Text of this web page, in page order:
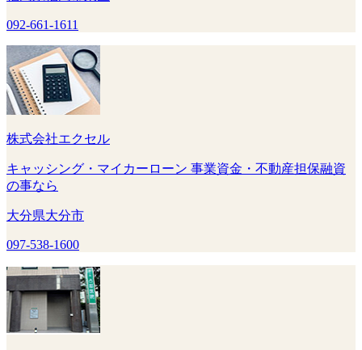
092-661-1611
株式会社エクセル
キャッシング・マイカーローン 事業資金・不動産担保融資
の事なら
大分県大分市
097-538-1600